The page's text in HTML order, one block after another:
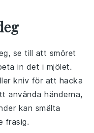
se till att smöret
in det i mjölet.
kniv för att hacka
använda händerna,
kan smälta
frasig.